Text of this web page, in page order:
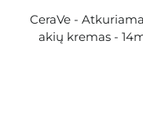
CeraVe -
akių kremas -